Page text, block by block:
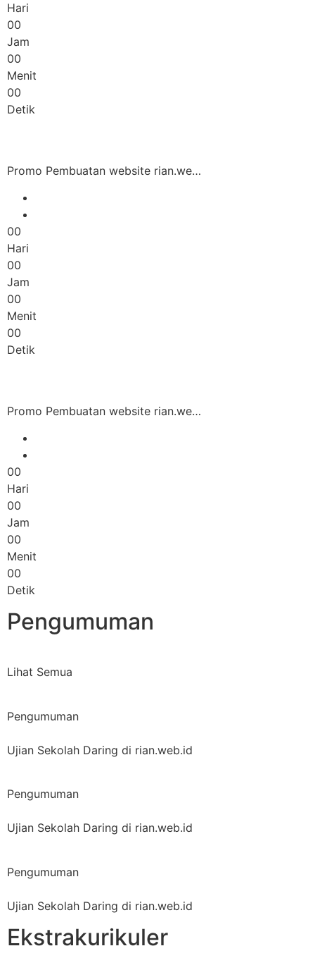
Hari
00
Jam
00
Menit
00
Detik
Promo Pembuatan website rian.we…
00
Hari
00
Jam
00
Menit
00
Detik
Promo Pembuatan website rian.we…
00
Hari
00
Jam
00
Menit
00
Detik
Pengumuman
Lihat Semua
Pengumuman
Ujian Sekolah Daring di rian.web.id
Pengumuman
Ujian Sekolah Daring di rian.web.id
Pengumuman
Ujian Sekolah Daring di rian.web.id
Ekstrakurikuler